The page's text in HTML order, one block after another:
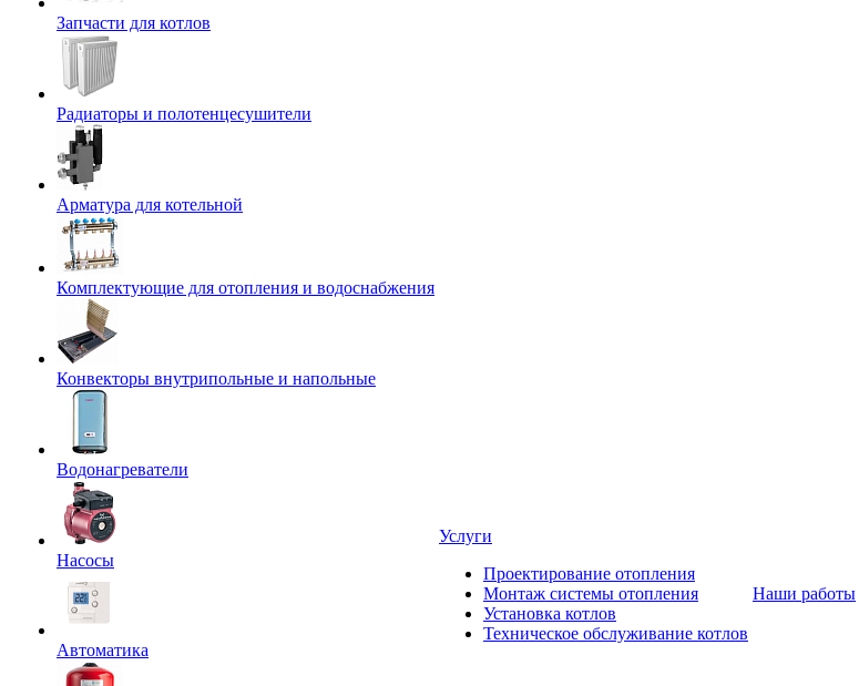
Запчасти для котлов
Радиаторы и полотенцесушители
Арматура для котельной
Комплектующие для отопления и водоснабжения
Конвекторы внутрипольные и напольные
Водонагреватели
Насосы
Автоматика
Услуги
Проектирование отопления
Монтаж системы отопления
Установка котлов
Техническое обслуживание котлов
Наши работы